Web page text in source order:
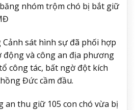
nhóm trộm chó bị bắt giữ
Cảnh sát hình sự đã phối hợp
động và công an địa phương
công tác, bất ngờ đột kích
Đức cầm đầu.
an thu giữ 105 con chó vừa bị